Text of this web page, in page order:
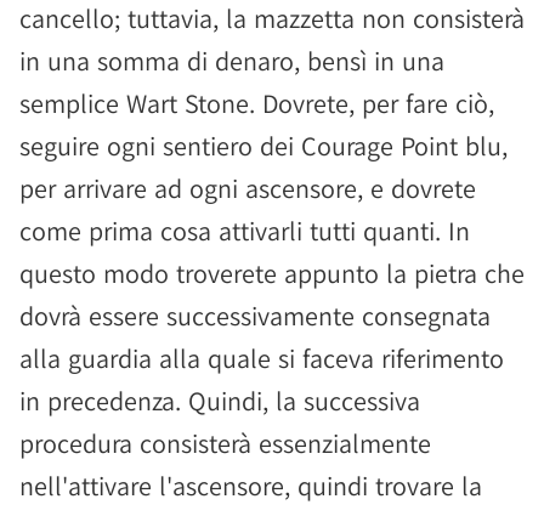
cancello; tuttavia, la mazzetta non consisterà
in una somma di denaro, bensì in una
semplice Wart Stone. Dovrete, per fare ciò,
seguire ogni sentiero dei Courage Point blu,
per arrivare ad ogni ascensore, e dovrete
come prima cosa attivarli tutti quanti. In
questo modo troverete appunto la pietra che
dovrà essere successivamente consegnata
alla guardia alla quale si faceva riferimento
in precedenza. Quindi, la successiva
procedura consisterà essenzialmente
nell'attivare l'ascensore, quindi trovare la